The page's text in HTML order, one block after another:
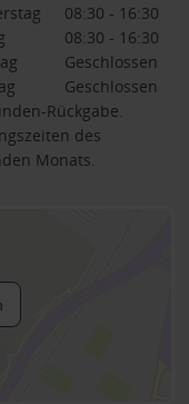
08:30 - 16:30
08:30 - 16:30
Geschlossen
Geschlossen
Rückgabe.
des
Monats.